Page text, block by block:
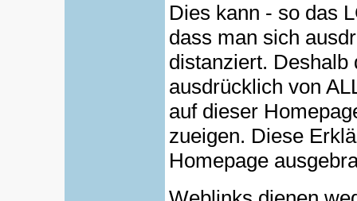
Dies kann - so das
dass man sich
distanziert.
ausdrücklich von
auf dieser
zueigen. Diese
Homepage